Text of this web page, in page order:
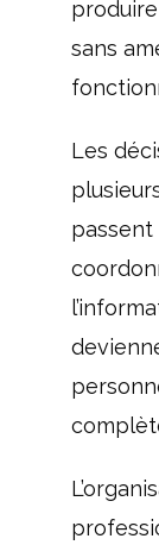
sans
Les
passent